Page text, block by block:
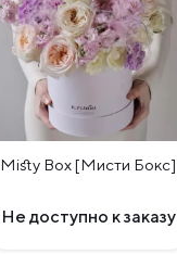
Misty Box [Мисти Бокс]
Не доступно к заказу